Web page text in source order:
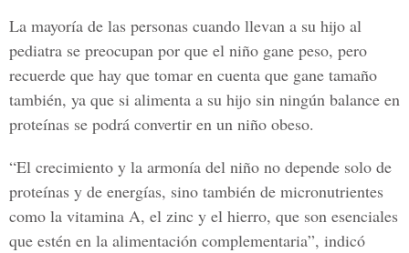
La mayoría de las personas cuando llevan a su hijo al
pediatra se preocupan por que el niño gane peso, pero
recuerde que hay que tomar en cuenta que gane tamaño
también, ya que si alimenta a su hijo sin ningún balance en
proteínas se podrá convertir en un niño obeso.
“El crecimiento y la armonía del niño no depende solo de
proteínas y de energías, sino también de micronutrientes
como la vitamina A, el zinc y el hierro, que son esenciales
que estén en la alimentación complementaria”, indicó